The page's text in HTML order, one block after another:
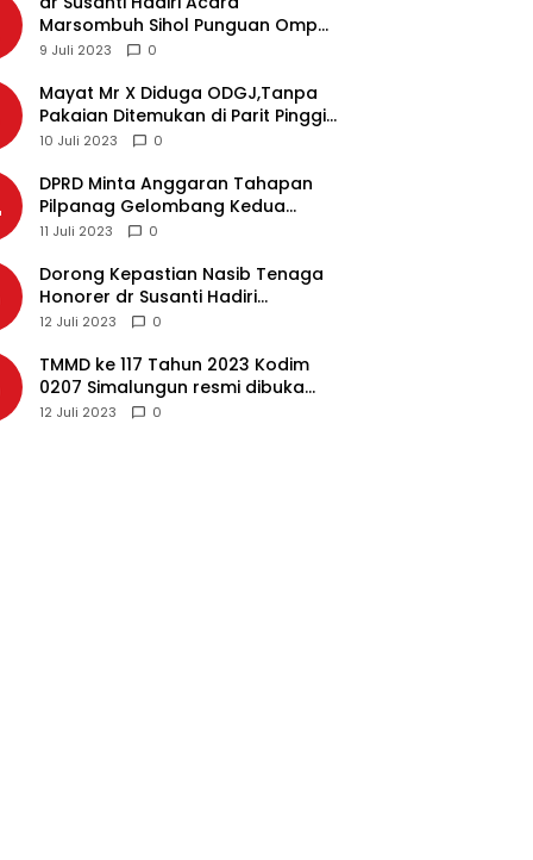
Marsombuh Sihol Punguan Ompu
Simataraja Raja Simarmata Dohot
9 Juli 2023 0
Mayat Mr X Diduga ODGJ,Tanpa
Pakaian Ditemukan di Parit Pinggir
Jalan Medan
10 Juli 2023 0
DPRD Minta Anggaran Tahapan
Pilpanag Gelombang Kedua
Dicairkan di Nagori Masing-
11 Juli 2023 0
Dorong Kepastian Nasib Tenaga
Honorer dr Susanti Hadiri
Rakernas APEKSI 2023 di Makassar
12 Juli 2023 0
TMMD ke 117 Tahun 2023 Kodim
0207 Simalungun resmi dibuka
Bupati Simalungun
12 Juli 2023 0